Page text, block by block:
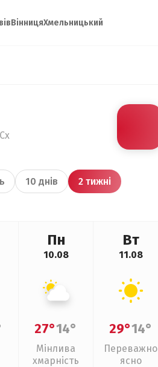
ВінницяХмельницький
10 днів 2 тижні
Пн
10.08
27°14°
Мінлива
хмарність
Вт
11.08
29°14°
Переважно
ясно